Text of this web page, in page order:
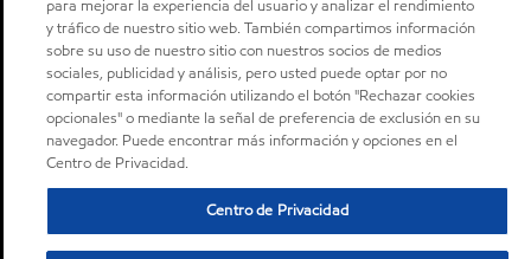
para mejorar la experiencia del usuario y analizar el rendimiento
y tráfico de nuestro sitio web. También compartimos información
sobre su uso de nuestro sitio con nuestros socios de medios
sociales, publicidad y análisis, pero usted puede optar por no
compartir esta información utilizando el botón "Rechazar cookies
opcionales" o mediante la señal de preferencia de exclusión en su
navegador. Puede encontrar más información y opciones en el
Centro de Privacidad.
Centro de Privacidad